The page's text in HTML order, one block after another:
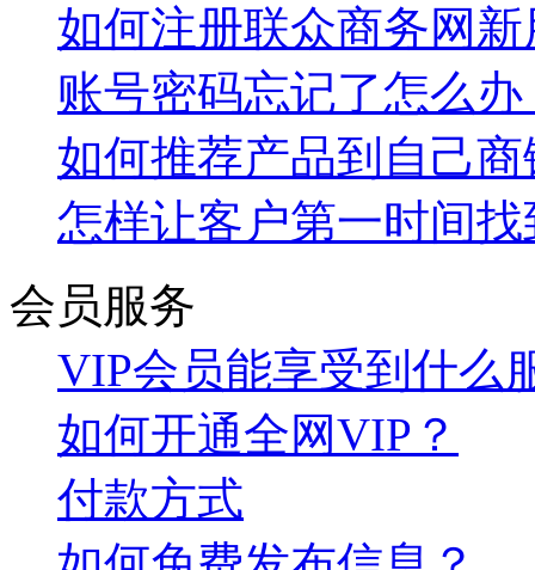
如何注册联众商务网
账号密码忘记了怎么办
如何推荐产品到自己
怎样让客户第一时间
会员服务
VIP会员能享受到什么
如何开通全网VIP？
付款方式